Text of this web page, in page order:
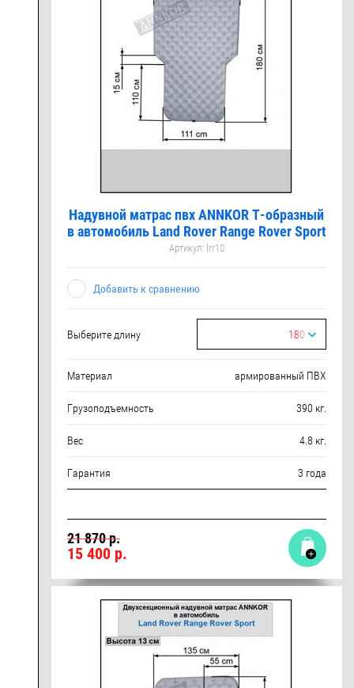
Надувной матрас пвх ANNKOR Т-образный
в автомобиль Land Rover Range Rover Sport
Артикул: lrr10
Добавить к сравнению
Выберите длину 180
Материал армированный ПВХ
Грузоподъемность 390 кг.
Вес 4.8 кг.
Гарантия 3 года
21 870 р.
15 400р.